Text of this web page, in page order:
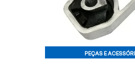
PEÇAS E